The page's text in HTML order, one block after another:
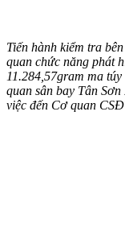
Tiến hành kiểm tra
quan chức năng phát
11.284,57gram m‌a
quan sân bay Tân
việc đến Cơ quan